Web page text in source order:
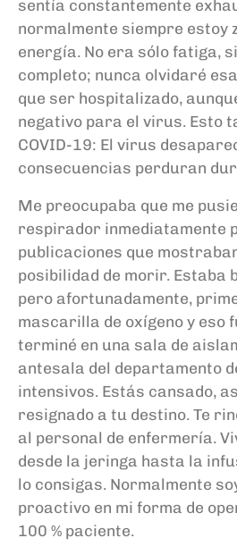
sentía constantemente
normalmente siempre estoy
energía. No era sólo fatiga,
completo; nunca olvidaré
que ser hospitalizado,
negativo para el virus. Esto
COVID-19: El virus
consecuencias perduran
Me preocupaba que me
respirador inmediatamente
publicaciones que
posibilidad de morir. Estaba
pero afortunadamente,
mascarilla de oxígeno y eso
terminé en una sala de
antesala del departamento
intensivos. Estás cansado,
resignado a tu destino. Te
al personal de enfermería.
desde la jeringa hasta la
lo consigas. Normalmente
proactivo en mi forma de
100 % paciente.